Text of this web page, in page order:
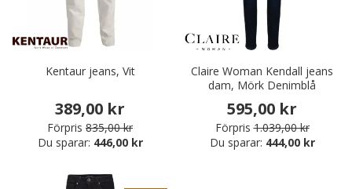
Kentaur jeans, Vit
389,00 kr
Förpris 835,00 kr
Du sparar: 446,00 kr
Claire Woman Kendall jeans
dam, Mörk Denimblå
595,00 kr
Förpris 1.039,00 kr
Du sparar: 444,00 kr